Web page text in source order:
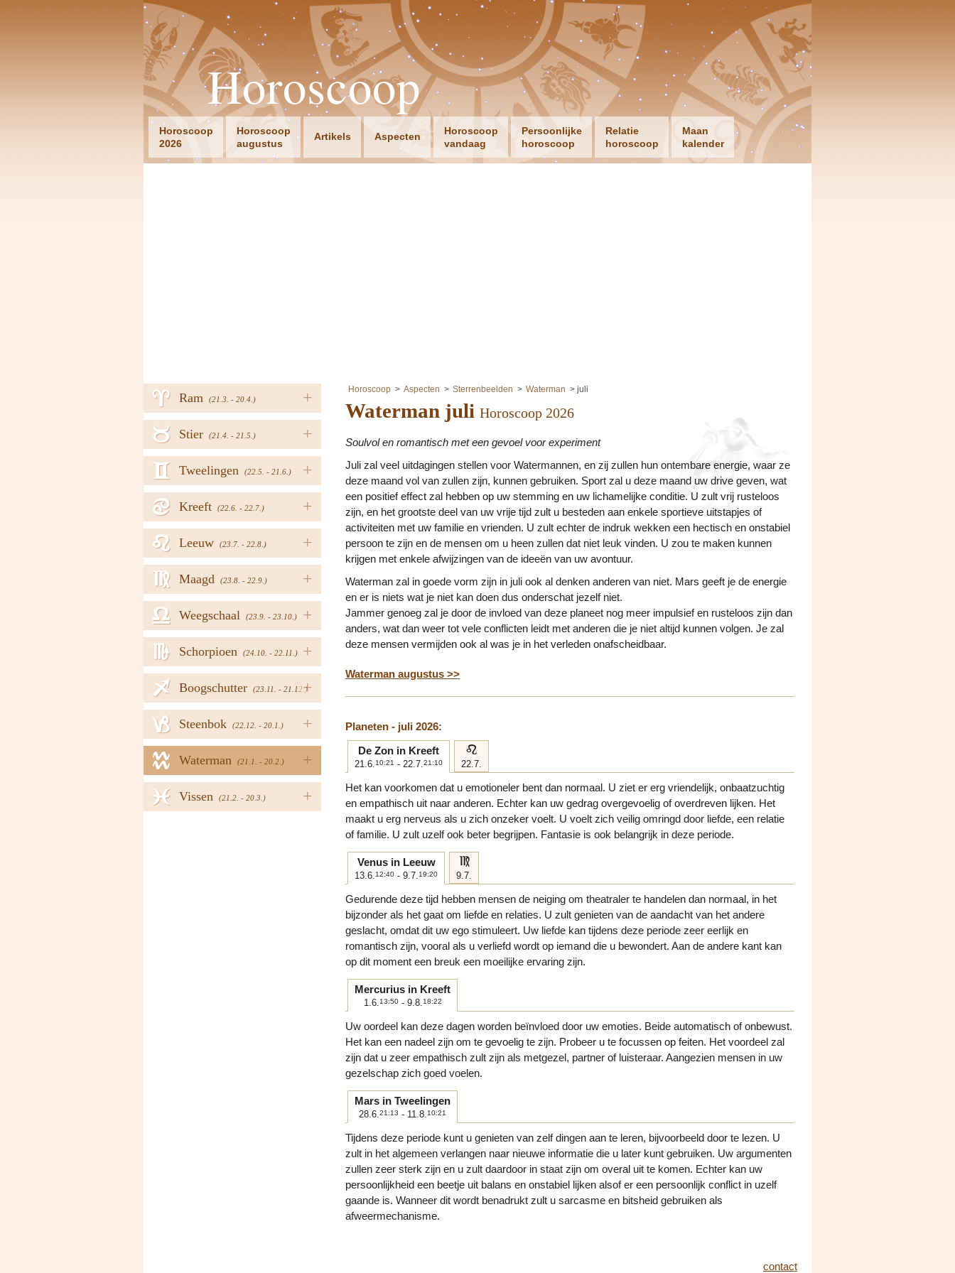
Horoscoop
Horoscoop
2026
Horoscoop
augustus
Artikels Aspecten
Horoscoop
vandaag
Persoonlijke
horoscoop
Relatie
horoscoop
Maan
kalender
+
Ram (21.3. - 20.4.)
a
+
Stier (21.4. - 21.5.)
b
+
Tweelingen (22.5. - 21.6.)
c
+
Kreeft (22.6. - 22.7.)
d
+
Leeuw (23.7. - 22.8.)
e
+
Maagd (23.8. - 22.9.)
f
+
Weegschaal (23.9. - 23.10.)
g
+
Schorpioen (24.10. - 22.11.)
h
+
Boogschutter (23.11. - 21.12.)
i
+
Steenbok (22.12. - 20.1.)
j
+
Waterman (21.1. - 20.2.)
k
+
Vissen (21.2. - 20.3.)
l
Horoscoop Aspecten Sterrenbeelden Waterman juli
Waterman juli Horoscoop 2026
Soulvol en romantisch met een gevoel voor experiment
Juli zal veel uitdagingen stellen voor Watermannen, en zij zullen hun ontembare energie, waar ze
deze maand vol van zullen zijn, kunnen gebruiken. Sport zal u deze maand uw drive geven, wat
een positief effect zal hebben op uw stemming en uw lichamelijke conditie. U zult vrij rusteloos
zijn, en het grootste deel van uw vrije tijd zult u besteden aan enkele sportieve uitstapjes of
activiteiten met uw familie en vrienden. U zult echter de indruk wekken een hectisch en onstabiel
persoon te zijn en de mensen om u heen zullen dat niet leuk vinden. U zou te maken kunnen
krijgen met enkele afwijzingen van de ideeën van uw avontuur.
Waterman zal in goede vorm zijn in juli ook al denken anderen van niet. Mars geeft je de energie
en er is niets wat je niet kan doen dus onderschat jezelf niet.
Jammer genoeg zal je door de invloed van deze planeet nog meer impulsief en rusteloos zijn dan
anders, wat dan weer tot vele conflicten leidt met anderen die je niet altijd kunnen volgen. Je zal
deze mensen vermijden ook al was je in het verleden onafscheidbaar.
Waterman augustus >>
Planeten - juli 2026:
De Zon in Kreeft
21.6. 10:21 - 22.7. 21:10
e
22.7.
Het kan voorkomen dat u emotioneler bent dan normaal. U ziet er erg vriendelijk, onbaatzuchtig
en empathisch uit naar anderen. Echter kan uw gedrag overgevoelig of overdreven lijken. Het
maakt u erg nerveus als u zich onzeker voelt. U voelt zich veilig omringd door liefde, een relatie
of familie. U zult uzelf ook beter begrijpen. Fantasie is ook belangrijk in deze periode.
Venus in Leeuw
13.6. 12:40 - 9.7. 19:20
f
9.7.
Gedurende deze tijd hebben mensen de neiging om theatraler te handelen dan normaal, in het
bijzonder als het gaat om liefde en relaties. U zult genieten van de aandacht van het andere
geslacht, omdat dit uw ego stimuleert. Uw liefde kan tijdens deze periode zeer eerlijk en
romantisch zijn, vooral als u verliefd wordt op iemand die u bewondert. Aan de andere kant kan
op dit moment een breuk een moeilijke ervaring zijn.
Mercurius in Kreeft
1.6. 13:50- 9.8. 18:22
Uw oordeel kan deze dagen worden beïnvloed door uw emoties. Beide automatisch of onbewust.
Het kan een nadeel zijn om te gevoelig te zijn. Probeer u te focussen op feiten. Het voordeel zal
zijn dat u zeer empathisch zult zijn als metgezel, partner of luisteraar. Aangezien mensen in uw
gezelschap zich goed voelen.
Mars in Tweelingen
28.6. 21:13 - 11.8. 10:21
Tijdens deze periode kunt u genieten van zelf dingen aan te leren, bijvoorbeeld door te lezen. U
zult in het algemeen verlangen naar nieuwe informatie die u later kunt gebruiken. Uw argumenten
zullen zeer sterk zijn en u zult daardoor in staat zijn om overal uit te komen. Echter kan uw
persoonlijkheid een beetje uit balans en onstabiel lijken alsof er een persoonlijk conflict in uzelf
gaande is. Wanneer dit wordt benadrukt zult u sarcasme en bitsheid gebruiken als
afweermechanisme.
contact